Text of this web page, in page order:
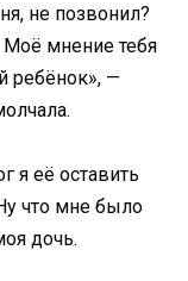
не позвонил?
мнение тебя
ребёнок», —
я её оставить
что мне было
дочь.